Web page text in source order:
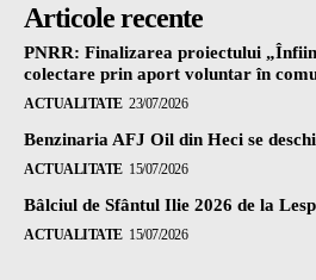
Articole recente
PNRR: Finalizarea proiectului
colectare prin aport voluntar în
ACTUALITATE 23/07/2026
Benzinaria AFJ Oil din Heci se
ACTUALITATE 15/07/2026
Bâlciul de Sfântul Ilie 2026 de la
ACTUALITATE 15/07/2026